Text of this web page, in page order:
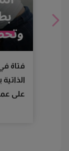
فتاة
على